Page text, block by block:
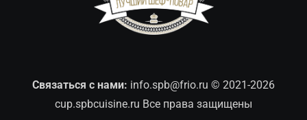
Связаться с нами: info.spb@frio.ru © 2021-2026
cup.spbcuisine.ru Все права защищены